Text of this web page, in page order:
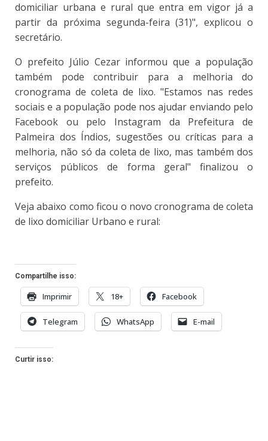
domiciliar urbana e rural que entra em vigor já a
partir da próxima segunda-feira (31)", explicou o
secretário.
O prefeito Júlio Cezar informou que a população
também pode contribuir para a melhoria do
cronograma de coleta de lixo. "Estamos nas redes
sociais e a população pode nos ajudar enviando pelo
Facebook ou pelo Instagram da Prefeitura de
Palmeira dos Índios, sugestões ou críticas para a
melhoria, não só da coleta de lixo, mas também dos
serviços públicos de forma geral" finalizou o
prefeito.
Veja abaixo como ficou o novo cronograma de coleta
de lixo domiciliar Urbano e rural:
Compartilhe isso:
Imprimir 18+ Facebook
Telegram WhatsApp E-mail
Curtir isso: